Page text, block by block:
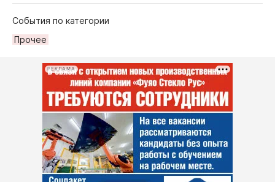
События по категории
Прочее
РЕКЛАМА